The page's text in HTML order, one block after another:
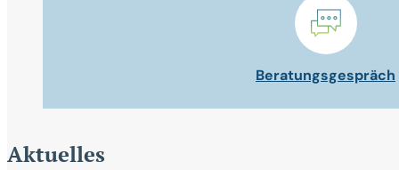
Beratungsgespräch
Aktuelles